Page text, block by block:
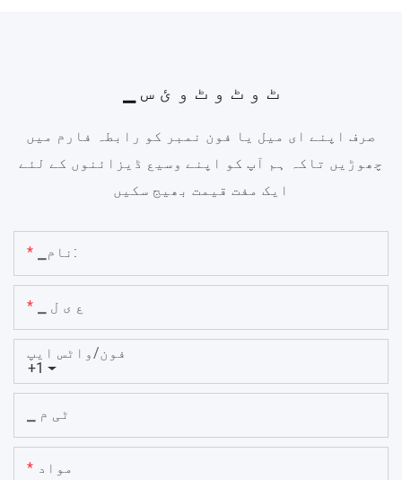
▁ ٹ و ٹ و ٹ و ئ س
صرف اپنے ای میل یا فون نمبر کو رابطہ فارم میں
چھوڑیں تاکہ ہم آپ کو اپنے وسیع ڈیزائنوں کے لئے
ایک مفت قیمت بھیج سکیں
▁نام:
▁ ع ی ل
+1
فون/واٹس ایپ
▁ ٹی م
مواد